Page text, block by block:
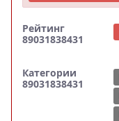
Рейтинг
89031838431
Категории
89031838431